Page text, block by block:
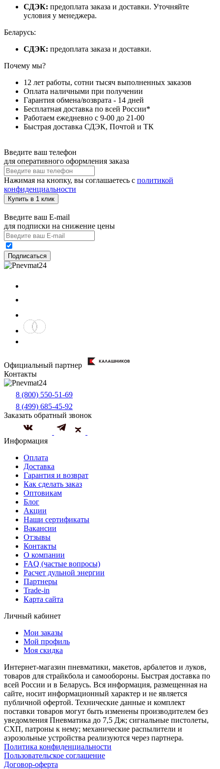
СДЭК: предоплата заказа и доставки. Уточняйте
условия у менеджера.
Беларусь:
СДЭК: предоплата заказа и доставки.
Почему мы?
12 лет работы, сотни тысяч выполненных заказов
Оплата наличными при получении
Гарантия обмена/возврата - 14 дней
Бесплатная доставка по всей России*
Работаем ежедневно с 9-00 до 21-00
Быстрая доставка СДЭК, Почтой и ТК
Введите ваш телефон
для оперативного оформления заказа
Нажимая на кнопку, вы соглашаетесь с политикой
конфиденциальности
Купить в 1 клик
Введите ваш E-mail
для подписки на снижение цены
Подписаться
Официальный партнер
Контакты
8 (800) 550-51-69
8 (499) 685-45-92
Заказать обратный звонок
Информация
Оплата
Доставка
Гарантия и возврат
Как сделать заказ
Оптовикам
Блог
Акции
Наши сертификаты
Вакансии
Отзывы
Контакты
О компании
FAQ (частые вопросы)
Расчет дульной энергии
Партнеры
Trade-in
Карта сайта
Личный кабинет
Мои заказы
Мой профиль
Моя скидка
Интернет-магазин пневматики, макетов, арбалетов и луков,
товаров для страйкбола и самообороны. Быстрая доставка по
всей России и в Беларусь. Вся информация, размещенная на
сайте, носит информационный характер и не является
публичной офертой. Технические данные и комплект
поставки товаров могут быть изменены производителем без
уведомления Пневматика до 7,5 Дж; сигнальные пистолеты,
СХП, патроны к нему; механические распылители и
аэрозольные устройства реализуются через партнера.
Политика конфиденциальности
Пользовательское соглашение
Договор-оферта